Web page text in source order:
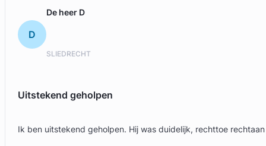
D
De heer D
SLIEDRECHT
Uitstekend geholpen
Ik ben uitstekend geholpen. Hij was duidelijk, rechttoe